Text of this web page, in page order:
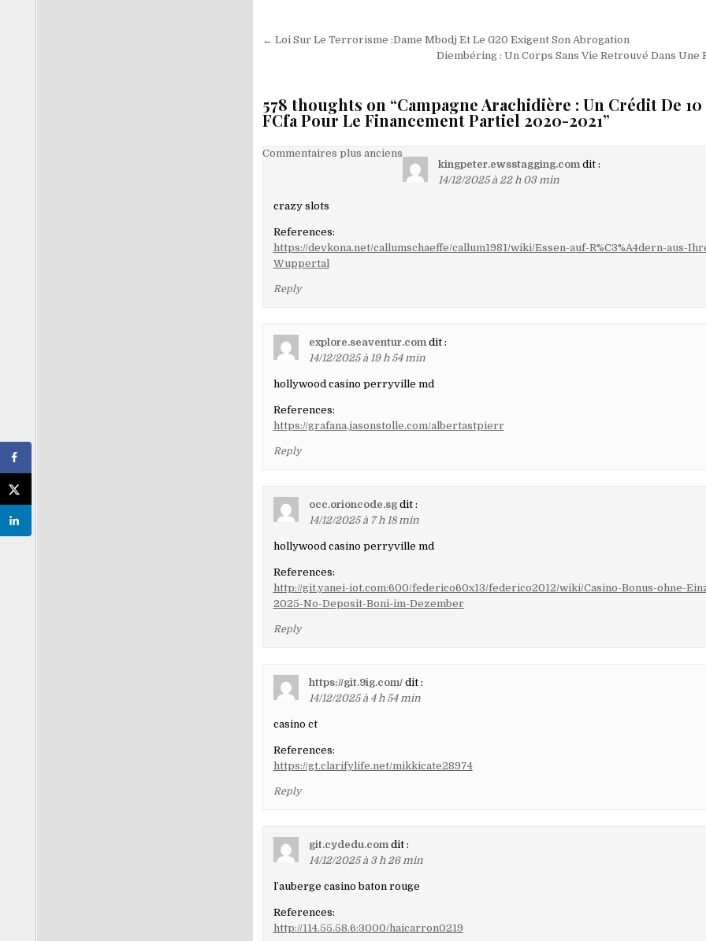
Navigation
← Loi Sur Le Terrorisme :Dame Mbodj Et Le G20 Exigent Son Abrogation
Diembéring : Un Corps Sans Vie Retrouvé Dans Une
578 thoughts on “Campagne Arachidière : Un Crédit De
FCfa Pour Le Financement Partiel 2020-2021”
Navigation
les
commentaires
Commentaires plus anciens
kingpeter.ewsstagging.com dit :
14/12/2025 à 22 h 03 min
crazy slots
References:
https://devkona.net/callumschaeffe/callum1981/wiki/Essen-auf-R%C3%A4dern-aus-
Wuppertal
Reply
explore.seaventur.com dit :
14/12/2025 à 19 h 54 min
hollywood casino perryville md
References:
https://grafana.jasonstolle.com/albertastpierr
Reply
occ.orioncode.sg dit :
14/12/2025 à 7 h 18 min
hollywood casino perryville md
References:
http://git.yanei-iot.com:600/federico60x13/federico2012/wiki/Casino-Bonus-ohne-
2025-No-Deposit-Boni-im-Dezember
Reply
https://git.9ig.com/ dit :
14/12/2025 à 4 h 54 min
casino ct
References:
https://gt.clarifylife.net/mikkicate28974
Reply
git.cydedu.com dit :
14/12/2025 à 3 h 26 min
l’auberge casino baton rouge
References:
http://114.55.58.6:3000/haicarron0219